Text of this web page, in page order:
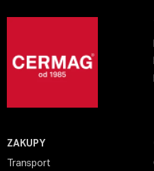
ZAKUPY
Transport